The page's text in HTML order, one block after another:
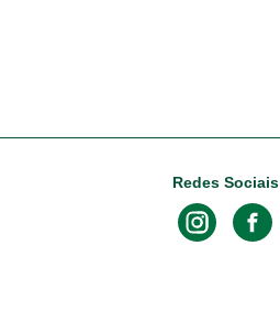
Redes Sociais